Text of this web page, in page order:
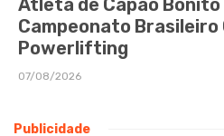
Atleta de Capão
Campeonato Brasileiro
Powerlifting
07/08/2026
Publicidade